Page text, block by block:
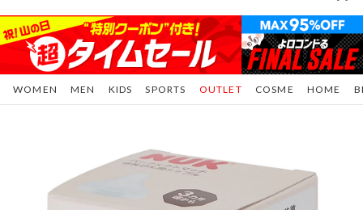
WOMEN MEN KIDS SPORTS COSME HOME
OUTLET